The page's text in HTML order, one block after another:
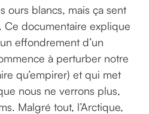
ours blancs, mais ça sent
Ce documentaire explique
effondrement d’un
à perturber notre
qu’empirer) et qui met
nous ne verrons plus,
Malgré tout, l’Arctique,